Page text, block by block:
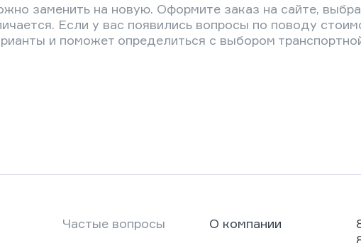
заменить на новую. Оформите заказ на сайте,
Если у вас появились вопросы по поводу
и поможет определиться с выбором
Частые вопросы
О компании